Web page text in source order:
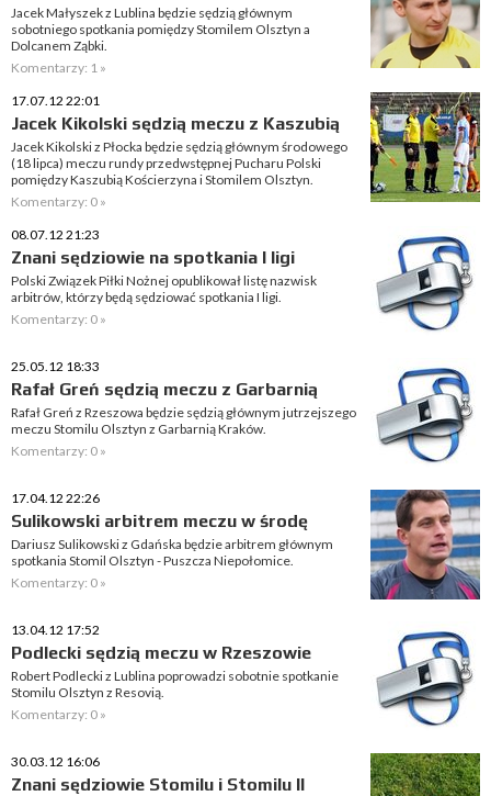
Jacek Małyszek z Lublina będzie sędzią głównym
sobotniego spotkania pomiędzy Stomilem Olsztyn a
Dolcanem Ząbki.
Komentarzy: 1 »
17.07.12 22:01
Jacek Kikolski sędzią meczu z Kaszubią
Jacek Kikolski z Płocka będzie sędzią głównym środowego
(18 lipca) meczu rundy przedwstępnej Pucharu Polski
pomiędzy Kaszubią Kościerzyna i Stomilem Olsztyn.
Komentarzy: 0 »
08.07.12 21:23
Znani sędziowie na spotkania I ligi
Polski Związek Piłki Nożnej opublikował listę nazwisk
arbitrów, którzy będą sędziować spotkania I ligi.
Komentarzy: 0 »
25.05.12 18:33
Rafał Greń sędzią meczu z Garbarnią
Rafał Greń z Rzeszowa będzie sędzią głównym jutrzejszego
meczu Stomilu Olsztyn z Garbarnią Kraków.
Komentarzy: 0 »
17.04.12 22:26
Sulikowski arbitrem meczu w środę
Dariusz Sulikowski z Gdańska będzie arbitrem głównym
spotkania Stomil Olsztyn - Puszcza Niepołomice.
Komentarzy: 0 »
13.04.12 17:52
Podlecki sędzią meczu w Rzeszowie
Robert Podlecki z Lublina poprowadzi sobotnie spotkanie
Stomilu Olsztyn z Resovią.
Komentarzy: 0 »
30.03.12 16:06
Znani sędziowie Stomilu i Stomilu II